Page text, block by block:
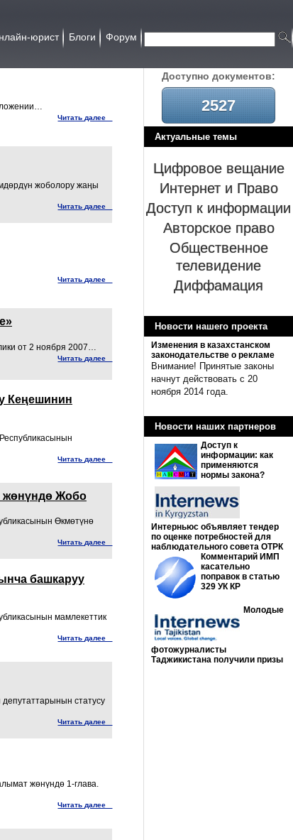
юрист Блоги Форум
Доcтупно документов:
2527
Актуальные темы
Цифровое вещание
Интернет и Право
Доступ к информации
Авторское право
Общественное
телевидение
Диффамация
Новости нашего проекта
Изменения в казахстанском
законодательстве о рекламе
Внимание! Принятые законы
начнут действовать с 20
ноября 2014 года.
Новости наших партнеров
Доступ к
информации: как
применяются
нормы закона?
Интерньюс объявляет тендер
по оценке потребностей для
наблюдательного совета ОТРК
Комментарий ИМП
касательно
поправок в статью
329 УК КР
Молодые
фотожурналисты
Таджикистана получили призы
Читать далее
жоболору жаңы
Читать далее
Читать далее
от 2 ноября 2007…
Читать далее
Кеңешинин
Читать далее
жөнүндө Жобо
Өкмөтүнө
Читать далее
башкаруу
мамлекеттик
Читать далее
статусу
Читать далее
жөнүндө 1-глава.
Читать далее